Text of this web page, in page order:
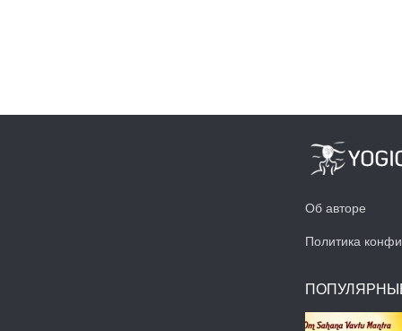
Об авторе
Политика